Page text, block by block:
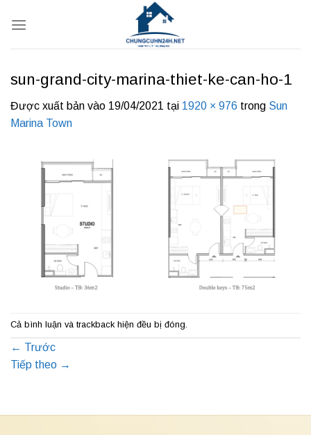
qua
sun-grand-city-marina-thiet-ke-can-ho-1
Được xuất bản vào 19/04/2021 tại 1920 × 976 trong Sun
Marina Town
Cả bình luận và trackback hiện đều bị đóng.
← Trước
Tiếp theo →